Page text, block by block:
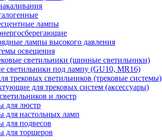
лампы
лампы высокого давления
освещения
светильники (шинные светильники)
светильники под лампу (GU10, MR16)
трековых светильников (трековые системы)
для трековых систем (аксессуары)
и люстр
для люстр
для настольных ламп
для подвесов
для торшеров